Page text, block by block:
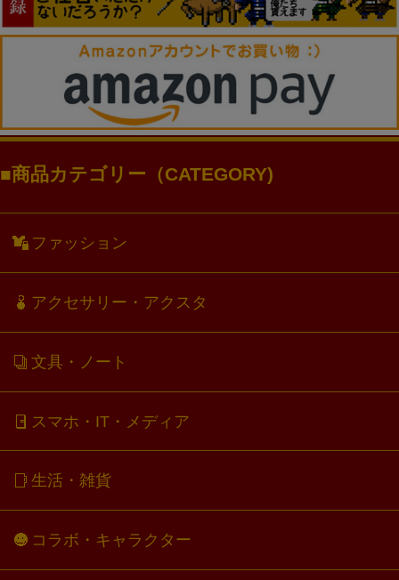
商品カテゴリー（CATEGORY)
ファッション
アクセサリー・アクスタ
文具・ノート
スマホ・IT・メディア
生活・雑貨
コラボ・キャラクター